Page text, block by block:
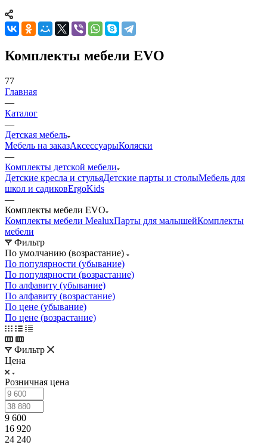
Комплекты мебели EVO
77
Главная
—
Каталог
—
Детская мебель
Мебель на заказАксессуарыКоляски
—
Комплекты детской мебели
Детские кресла и стульяДетские парты и столыМебель для
школ и садиковErgoKids
—
Комплекты мебели EVO
Комплекты мебели MealuxПарты для малышейКомплекты
мебели
Фильтр
По умолчанию (возрастание)
По популярности (убывание)
По популярности (возрастание)
По алфавиту (убывание)
По алфавиту (возрастание)
По цене (убывание)
По цене (возрастание)
Фильтр
Цена
Розничная цена
9 600
16 920
24 240